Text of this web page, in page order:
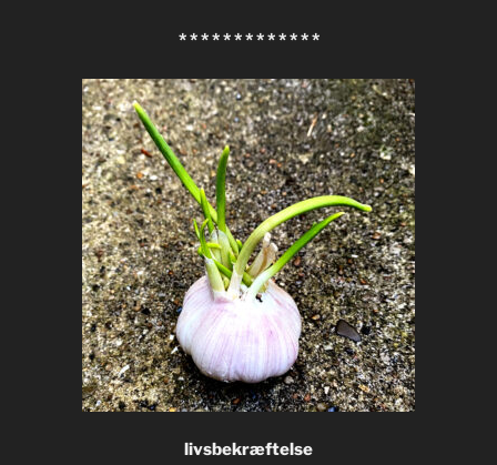
* * * * * * * * * * * * *
livsbekræftelse